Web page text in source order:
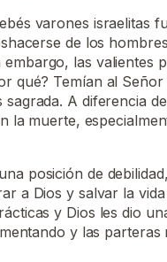
varones israelitas
de los
las valientes
qué? Temían al Señor
A diferencia
la muerte,
posición de
a Dios y salvar la
y Dios les dio
y las parteras